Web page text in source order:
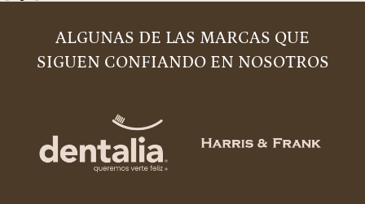
ALGUNAS DE LAS MARCAS QUE
SIGUEN CONFIANDO EN NOSOTROS